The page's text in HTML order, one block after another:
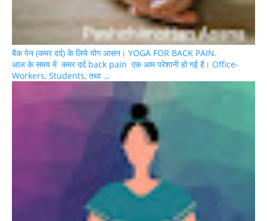
बैक पेन (कमर दर्द) के लिये योग आसन। YOGA FOR BACK PAIN.
आज के समय में कमर दर्द back pain एक आम परेशानी हो गई है। Office-
Workers, Students, तथा …